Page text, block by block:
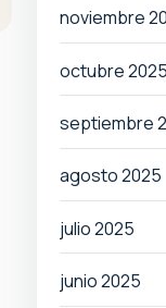
noviembre
octubre 2025
septiembre
agosto 2025
julio 2025
junio 2025